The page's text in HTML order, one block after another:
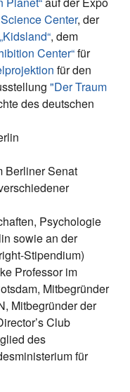
Center, der
„Kidsland“, dem
Center“für
für den
"Der Traum
des deutschen
Berliner Senat
Psychologie
sowie an der
Stipendium)
Professor im
Mitbegründer
Mitbegründer der
Club
des
für